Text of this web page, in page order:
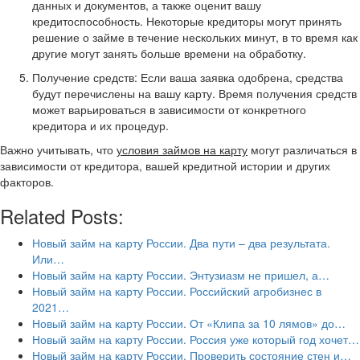
данных и документов, а также оценит вашу
кредитоспособность. Некоторые кредиторы могут принять
решение о займе в течение нескольких минут, в то время как
другие могут занять больше времени на обработку.
Получение средств: Если ваша заявка одобрена, средства
будут перечислены на вашу карту. Время получения средств
может варьироваться в зависимости от конкретного
кредитора и их процедур.
Важно учитывать, что условия займов на карту могут различаться в
зависимости от кредитора, вашей кредитной истории и других
факторов.
Related Posts:
Новый займ на карту России. Два пути – два результата.
Или…
Новый займ на карту России. Энтузиазм не пришел, а…
Новый займ на карту России. Российский агробизнес в
2021…
Новый займ на карту России. От «Клипа за 10 лямов» до…
Новый займ на карту России. Россия уже который год хочет…
Новый займ на карту России. Проверить состояние стен и…